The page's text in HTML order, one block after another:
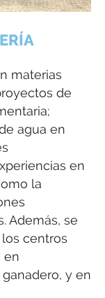
materias
de
agua en
en
la
Además, se
centros
en
y en